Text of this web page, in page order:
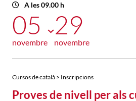
A les 09.00 h
05
novembre
29
novembre
Cursos de català > Inscripcions
Proves de nivell per als